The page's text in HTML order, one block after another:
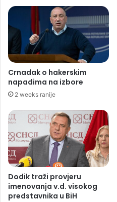
Crnadak o hakerskim
napadima na izbore
2 weeks ranije
Dodik traži provjeru
imenovanja v.d. visokog
predstavnika u BiH